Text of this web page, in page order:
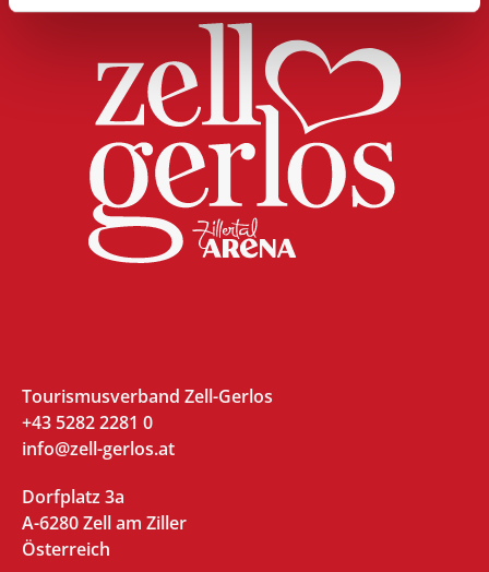
Tourismusverband Zell-Gerlos
+43 5282 2281 0
info@zell-gerlos.at
Dorfplatz 3a
A-6280 Zell am Ziller
Österreich